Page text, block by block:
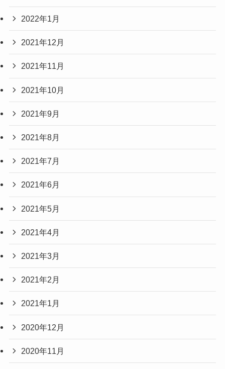
2022年1月
2021年12月
2021年11月
2021年10月
2021年9月
2021年8月
2021年7月
2021年6月
2021年5月
2021年4月
2021年3月
2021年2月
2021年1月
2020年12月
2020年11月